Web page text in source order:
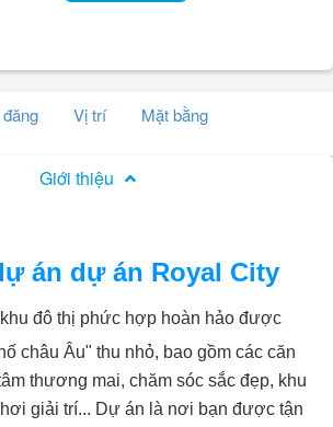
Vị trí Mặt bằng
Giới thiệu
án dự án Royal City
khu đô thị phức hợp hoàn hảo được
châu Âu" thu nhỏ, bao gồm các căn
thương mai, chăm sóc sắc đẹp, khu
giải trí... Dự án là nơi bạn được tận